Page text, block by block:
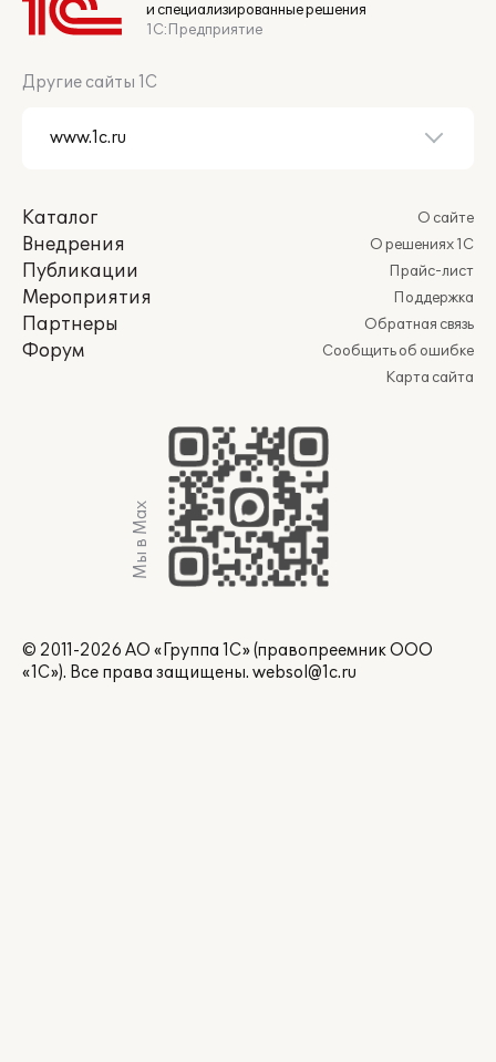
и специализированные решения
1С:Предприятие
Другие сайты 1С
Каталог
Внедрения
Публикации
Мероприятия
Партнеры
Форум
О сайте
О решениях 1С
Прайс-лист
Поддержка
Обратная связь
Сообщить об ошибке
Карта сайта
Мы в Max
© 2011-2026 АО «Группа 1С» (правопреемник ООО
«1С»). Все права защищены. websol@1c.ru